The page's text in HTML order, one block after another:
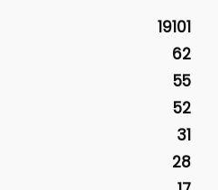
19101
62
55
52
31
28